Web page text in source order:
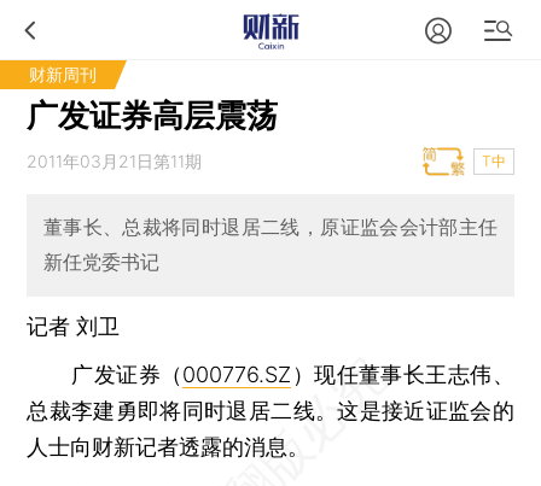
财新周刊
广发证券高层震荡
2011年03月21日第11期 T中
董事长、总裁将同时退居二线，原证监会会计部主任
新任党委书记
记者 刘卫
广发证券（000776.SZ ）现任董事长王志伟、
总裁李建勇即将同时退居二线。这是接近证监会的
人士向财新记者透露的消息。